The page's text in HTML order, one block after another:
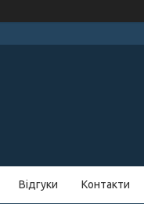
Відгуки Контакти